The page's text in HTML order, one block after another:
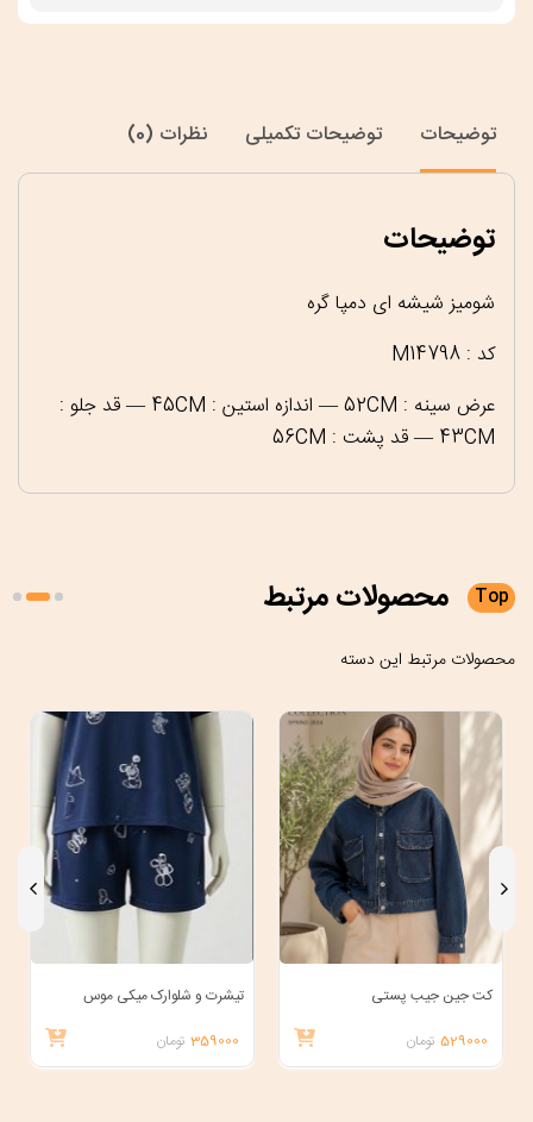
ای
توضیحات توضیحات تکمیلی نظرات (0)
توضیحات
شومیز شیشه ای دمپا گره
کد : M14798
عرض سینه : 52CM — اندازه استین : 45CM — قد جلو :
43CM — قد پشت : 56CM
Top محصولاتمرتبط
محصولات مرتبط این دسته
کت جین جیب پستی
529000 تومان
تیشرت و شلوارک میکی موس
359000 تومان